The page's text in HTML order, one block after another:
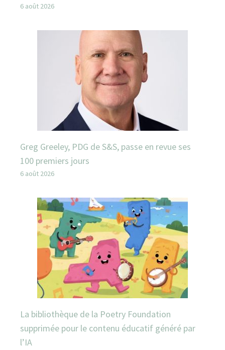
6 août 2026
Greg Greeley, PDG de S&S, passe en revue ses
100 premiers jours
6 août 2026
La bibliothèque de la Poetry Foundation
supprimée pour le contenu éducatif généré par
l’IA